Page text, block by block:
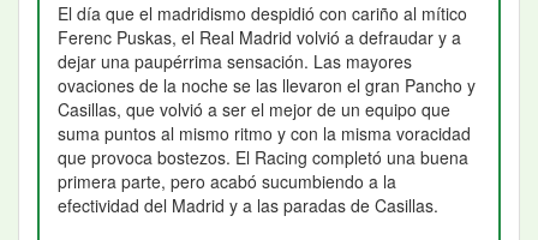
El día que el madridismo despidió con cariño al mítico
Ferenc Puskas, el Real Madrid volvió a defraudar y a
dejar una paupérrima sensación. Las mayores
ovaciones de la noche se las llevaron el gran Pancho y
Casillas, que volvió a ser el mejor de un equipo que
suma puntos al mismo ritmo y con la misma voracidad
que provoca bostezos. El Racing completó una buena
primera parte, pero acabó sucumbiendo a la
efectividad del Madrid y a las paradas de Casillas.